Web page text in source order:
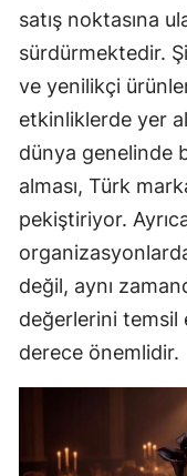
satış noktasına
sürdürmektedir.
ve yenilikçi
etkinliklerde yer
dünya genelinde
alması, Türk
pekiştiriyor.
değil, aynı
değerlerini temsil
derece önemlidir.